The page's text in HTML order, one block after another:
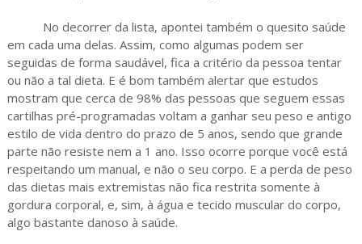
No decorrer da lista, apontei também o quesito saúde
em cada uma delas. Assim, como algumas podem ser
seguidas de forma saudável, fica a critério da pessoa tentar
ou não a tal dieta. E é bom também alertar que estudos
mostram que cerca de 98% das pessoas que seguem essas
cartilhas pré-programadas voltam a ganhar seu peso e antigo
estilo de vida dentro do prazo de 5 anos, sendo que grande
parte não resiste nem a 1 ano. Isso ocorre porque você está
respeitando um manual, e não o seu corpo. E a perda de peso
das dietas mais extremistas não fica restrita somente à
gordura corporal, e, sim, à água e tecido muscular do corpo,
algo bastante danoso à saúde.